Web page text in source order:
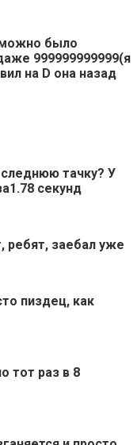
можно было
999999999999(я
на D она назад
тачку? У
секунд
ребят, заебал уже
пиздец, как
тот раз в 8